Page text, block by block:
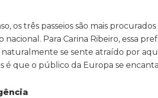
os três passeios são mais
nacional. Para Carina Ribeiro, essa
se sente atraído por
é que o público da Europa se